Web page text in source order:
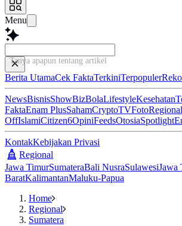
Menu
Tanya apapun tentang artikel ini...
Berita UtamaCek FaktaTerkiniTerpopuler
NewsBisnisShowBizBolaLifestyleKesehatan
FaktaEnam PlusSahamCryptoTVFotoRegional
OffIslamiCitizen6OpiniFeedsOtosiaSpotlight
KontakKebijakan Privasi
Regional
Jawa TimurSumateraBali NusraSulawesiJawa
BaratKalimantanMaluku-Papua
Home
Regional
Sumatera